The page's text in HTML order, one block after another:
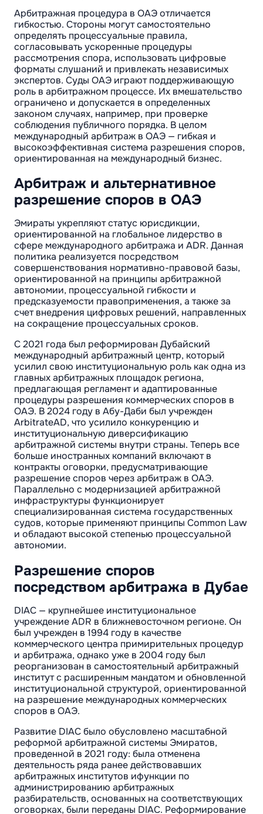
Арбитражная процедура в ОАЭ отличается
гибкостью. Стороны могут самостоятельно
определять процессуальные правила,
согласовывать ускоренные процедуры
рассмотрения спора, использовать цифровые
форматы слушаний и привлекать независимых
экспертов. Суды ОАЭ играют поддерживающую
роль в арбитражном процессе. Их вмешательство
ограничено и допускается в определенных
законом случаях, например, при проверке
соблюдения публичного порядка. В целом
международный арбитраж в ОАЭ — гибкая и
высокоэффективная система разрешения споров,
ориентированная на международный бизнес.
Арбитраж и альтернативное
разрешение споров в ОАЭ
Эмираты укрепляют статус юрисдикции,
ориентированной на глобальное лидерство в
сфере международного арбитража и ADR. Данная
политика реализуется посредством
совершенствования нормативно-правовой базы,
ориентированной на принципы арбитражной
автономии, процессуальной гибкости и
предсказуемости правоприменения, а также за
счет внедрения цифровых решений, направленных
на сокращение процессуальных сроков.
С 2021 года был реформирован Дубайский
международный арбитражный центр, который
усилил свою институциональную роль как одна из
главных арбитражных площадок региона,
предлагающая регламент и адаптированные
процедуры разрешения коммерческих споров в
ОАЭ. В 2024 году в Абу-Даби был учрежден
ArbitrateAD, что усилило конкуренцию и
институциональную диверсификацию
арбитражной системы внутри страны. Теперь все
больше иностранных компаний включают в
контракты оговорки, предусматривающие
разрешение споров через арбитраж в ОАЭ.
Параллельно с модернизацией арбитражной
инфраструктуры функционирует
специализированная система государственных
судов, которые применяют принципы Common Law
и обладают высокой степенью процессуальной
автономии.
Разрешение споров
посредством арбитража в Дубае
DIAC — крупнейшее институциональное
учреждение ADR в ближневосточном регионе. Он
был учрежден в 1994 году в качестве
коммерческого центра примирительных процедур
и арбитража, однако уже в 2004 году был
реорганизован в самостоятельный арбитражный
институт с расширенным мандатом и обновленной
институциональной структурой, ориентированной
на разрешение международных коммерческих
споров в ОАЭ.
Развитие DIAC было обусловлено масштабной
реформой арбитражной системы Эмиратов,
проведенной в 2021 году: была отменена
деятельность ряда ранее действовавших
арбитражных институтов ифункции по
администрированию арбитражных
разбирательств, основанных на соответствующих
оговорках, были переданы DIAC. Реформирование